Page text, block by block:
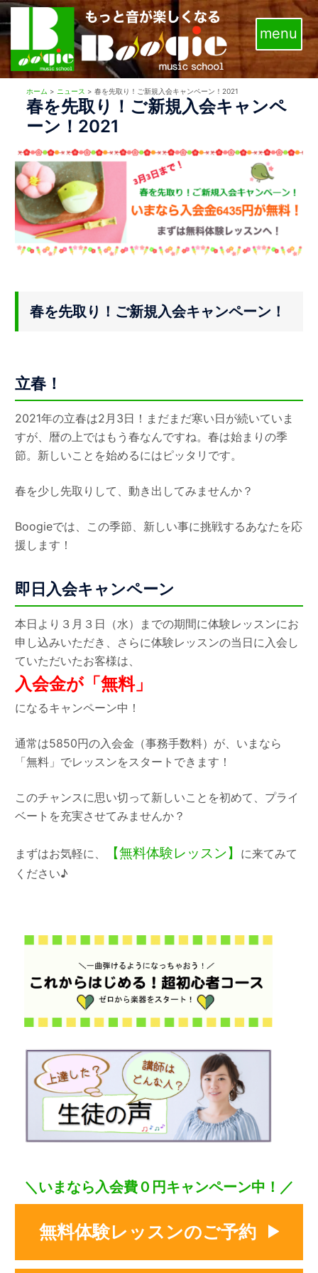
コ
ン
テ
ツ
ホーム > ニュース >春を先取り！ご新規入会キャンペーン！2021
春を先取り！ご新規入会キャンペ
ーン！2021
春を先取り！ご新規入会キャンペーン！
立春！
2021年の立春は2月3日！まだまだ寒い日が続いていま
すが、暦の上ではもう春なんですね。春は始まりの季
節。新しいことを始めるにはピッタリです。
春を少し先取りして、動き出してみませんか？
Boogieでは、この季節、新しい事に挑戦するあなたを応
援します！
即日入会キャンペーン
本日より３月３日（水）までの期間に体験レッスンにお
申し込みいただき、さらに体験レッスンの当日に入会し
ていただいたお客様は、
入会金が「無料」
になるキャンペーン中！
通常は5850円の入会金（事務手数料）が、いまなら
「無料」でレッスンをスタートできます！
このチャンスに思い切って新しいことを初めて、プライ
ベートを充実させてみませんか？
まずはお気軽に、 【無料体験レッスン】
に来てみて
ください♪
＼いまなら入会費０円キャンペーン中！／
無料体験レッスンのご予約